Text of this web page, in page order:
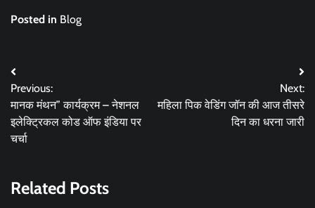
Posted in Blog
Post
navigation
Previous:
मानक मंथन” कार्यक्रम – नेशनल
इलेक्ट्रिकल कोड ऑफ इंडिया पर
चर्चा
Next:
महिला पिक वेडिंग जॉन की आज तीसरे
दिन का धरना जारी
Related Posts